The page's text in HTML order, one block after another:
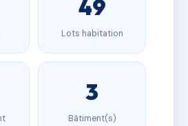
49
Lots habitation
3
Bâtiment(s)